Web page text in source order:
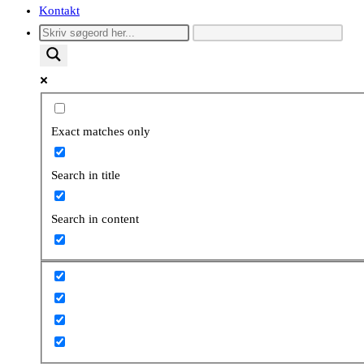
Kontakt
Exact matches only
Search in title
Search in content